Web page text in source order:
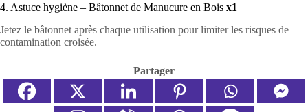
4. Astuce hygiène – Bâtonnet de Manucure en Bois x1
Jetez le bâtonnet après chaque utilisation pour limiter les risques de
contamination croisée.
Partager